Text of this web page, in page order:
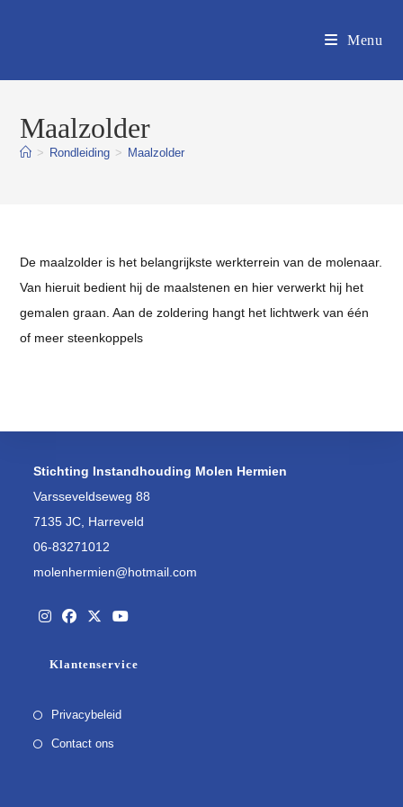
Menu
Maalzolder
> Rondleiding > Maalzolder
De maalzolder is het belangrijkste werkterrein van de molenaar.
Van hieruit bedient hij de maalstenen en hier verwerkt hij het
gemalen graan. Aan de zoldering hangt het lichtwerk van één
of meer steenkoppels
Stichting Instandhouding Molen Hermien
Varsseveldseweg 88
7135 JC, Harreveld
06-83271012
molenhermien@hotmail.com
nieuwe
tab
in
nieuwe
tab
in
nieuwe
tab
in
nieuwe
tab
Klantenservice
Privacybeleid
Contact ons